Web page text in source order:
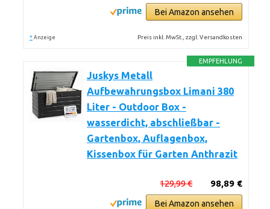
Bei Amazon ansehen
* Anzeige Preis inkl. MwSt., zzgl. Versandkosten
EMPFEHLUNG
Juskys Metall
Aufbewahrungsbox Limani 380
Liter - Outdoor Box -
wasserdicht, abschließbar -
Gartenbox, Auflagenbox,
Kissenbox für Garten Anthrazit
98,89 €
129,99 €
Bei Amazon ansehen